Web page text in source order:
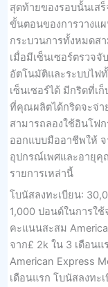
สุดท้ายของรอบนั้นเส
ขั้นตอนของการวางแ
กระบวนการทั้งหมดส
เมื่อมีเซ็นเซอร์ตรวจ
อัตโนมัติและระบบไฟ
เซ็นเซอร์ได้ มีกริดที่เ
ที่คุณผลิตได้กริดจะจ่า
สามารถลองใช้อินโฟ
ออกแบบมืออาชีพให้
อุปกรณ์เพศและอายุคุ
รายการเหล่านี้
โบนัสลงทะเบียน:
1,000 ปอนด์ในการใ
คะแนนสะสม
จาก£ 2k ใน 3 เดือน
American Express
เดือนแรก โบนัสลงทะ